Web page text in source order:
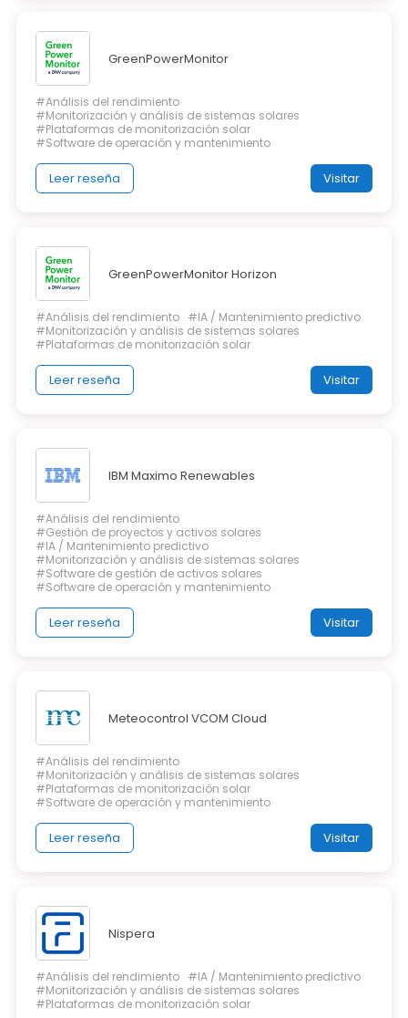
GreenPowerMonitor
#Análisis del rendimiento
#Monitorización y análisis de sistemas solares
#Plataformas de monitorización solar
#Software de operación y mantenimiento
Leer reseña Visitar
GreenPowerMonitor Horizon
#Análisis del rendimiento #IA / Mantenimiento predictivo
#Monitorización y análisis de sistemas solares
#Plataformas de monitorización solar
Leer reseña Visitar
IBM Maximo Renewables
#Análisis del rendimiento
#Gestión de proyectos y activos solares
#IA / Mantenimiento predictivo
#Monitorización y análisis de sistemas solares
#Software de gestión de activos solares
#Software de operación y mantenimiento
Leer reseña Visitar
Meteocontrol VCOM Cloud
#Análisis del rendimiento
#Monitorización y análisis de sistemas solares
#Plataformas de monitorización solar
#Software de operación y mantenimiento
Leer reseña Visitar
Nispera
#Análisis del rendimiento #IA / Mantenimiento predictivo
#Monitorización y análisis de sistemas solares
#Plataformas de monitorización solar